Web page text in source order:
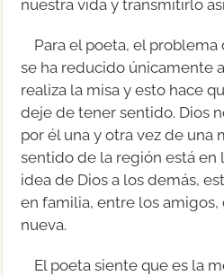
nuestra vida y transmitirlo
Para el poeta, el
se ha reducido únicamente
realiza la misa y esto hace
deje de tener sentido. Dios
por él una y otra vez de una
sentido de la región está en
idea de Dios a los demás,
en familia, entre los amigos,
nueva.
El poeta siente que es la